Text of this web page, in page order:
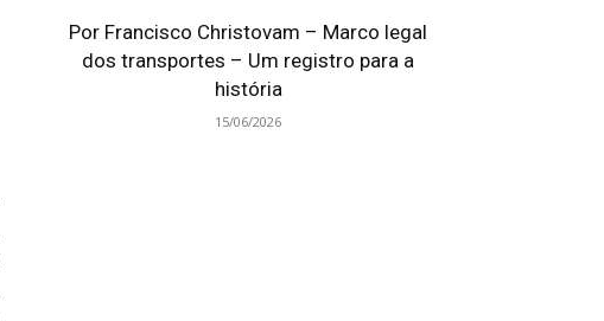
Por Francisco Christovam – Marco legal
dos transportes – Um registro para a
história
15/06/2026